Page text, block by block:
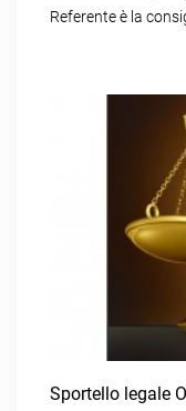
Referente è la
Sportello legale